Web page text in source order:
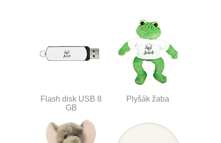
Flash disk USB 8
GB
Plyšák žaba